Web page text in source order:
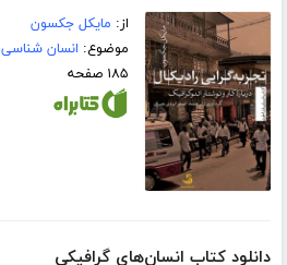
از: مایکل جکسون
موضوع: انسان شناسی
۱۸۵ صفحه
دانلود کتاب انسان‌های گرافیکی